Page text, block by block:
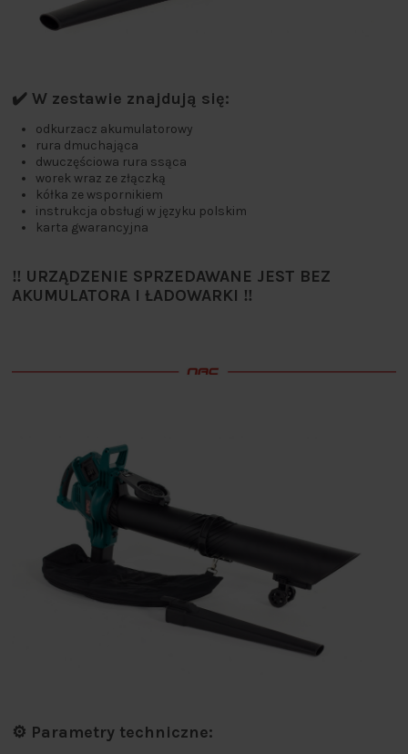
✔️ W zestawie znajdują się:
odkurzacz akumulatorowy
rura dmuchająca
dwuczęściowa rura ssąca
worek wraz ze złączką
kółka ze wspornikiem
instrukcja obsługi w języku polskim
karta gwarancyjna
‼️ URZĄDZENIE SPRZEDAWANE JEST BEZ
AKUMULATORA I ŁADOWARKI ‼️
⚙️ Parametry techniczne: